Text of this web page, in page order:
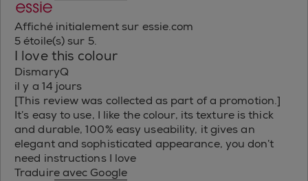
Affiché initialement sur essie.com
5 étoile(s) sur 5.
I love this colour
DismaryQ
il y a 14 jours
[This review was collected as part of a promotion.]
It’s easy to use, I like the colour, its texture is thick
and durable, 100% easy useability, it gives an
elegant and sophisticated appearance, you don’t
need instructions I love
Traduire avec Google